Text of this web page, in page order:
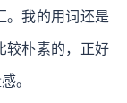
。我的用词还是
较朴素的，正好
。